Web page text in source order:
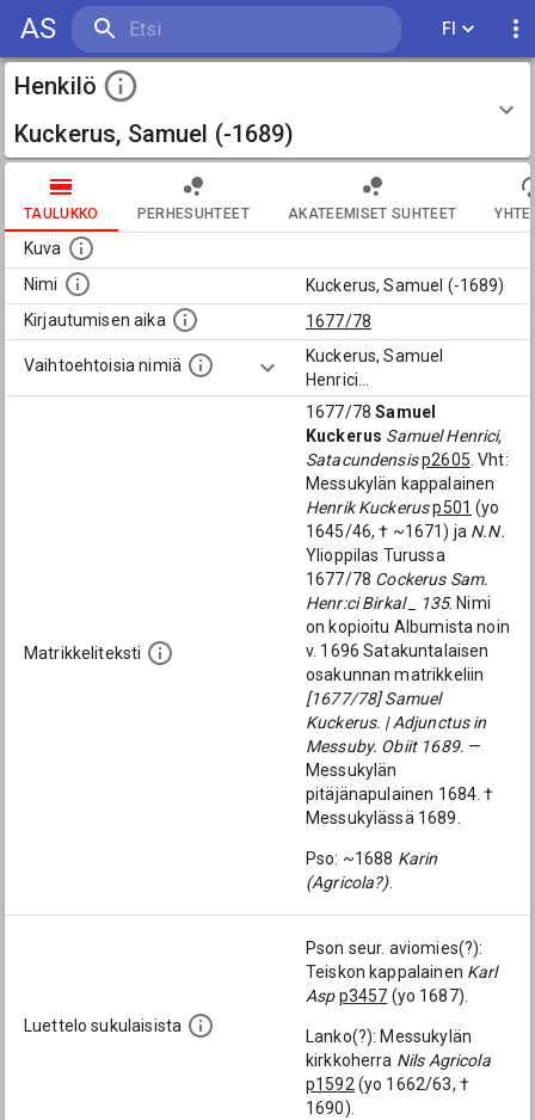
AS FI
Henkilö
Kuckerus, Samuel (-1689)
TAULUKKO PERHESUHTEET AKATEEMISET SUHTEET
Kuva
Nimi
Kuckerus, Samuel (-1689)
Kirjautumisen aika
1677/78
Vaihtoehtoisia nimiä
Kuckerus, Samuel
Henrici
Matrikkeliteksti
1677/78Samuel
Kuckerus Samuel Henrici,
Satacundensisp2605 . Vht:
Messukylän kappalainen
Henrik Kuckerusp501 (yo
1645/46, † ~1671) ja N.N.
Ylioppilas Turussa
1677/78 Cockerus Sam.
Henr:ci Birkal _ 135. Nimi
on kopioitu Albumista noin
v. 1696 Satakuntalaisen
osakunnan matrikkeliin
[1677/78] Samuel
Kuckerus. | Adjunctus in
Messuby. Obiit 1689. —
Messukylän
pitäjänapulainen 1684. †
Messukylässä 1689.
Pso: ~1688 Karin
(Agricola?).
Luettelo sukulaisista
Pson seur. aviomies(?):
Teiskon kappalainen Karl
Asp p3457 (yo 1687).
Lanko(?): Messukylän
kirkkoherra Nils Agricola
p1592 (yo 1662/63, †
1690).